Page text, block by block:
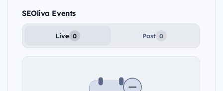
SEOliva Events
Live 0 Past 0